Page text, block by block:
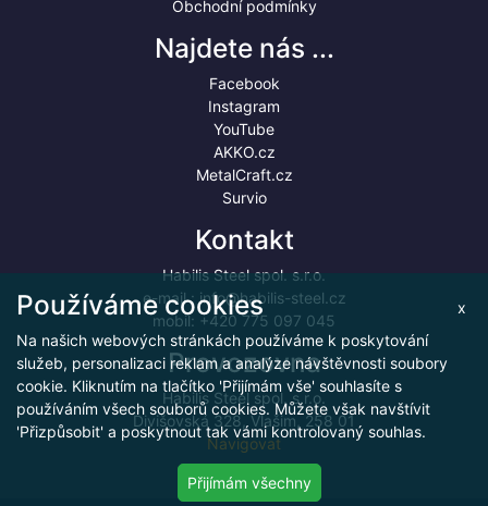
Obchodní podmínky
Najdete nás ...
Facebook
Instagram
YouTube
AKKO.cz
MetalCraft.cz
Survio
Kontakt
Habilis Steel spol. s.r.o.
e-mail :info@habilis-steel.cz
mobil: +420 775 097 045
Provozovna
Habilis Steel spol. s.r.o.
Divišovská 328, Vlašim, 258 01
Navigovat
x
Používáme cookies
Na našich webových stránkách používáme k poskytování
služeb, personalizaci reklam a analýze návštěvnosti soubory
cookie. Kliknutím na tlačítko 'Přijímám vše' souhlasíte s
používáním všech souborů cookies. Můžete však navštívit
'Přizpůsobit' a poskytnout tak vámi kontrolovaný souhlas.
Přijímám všechny